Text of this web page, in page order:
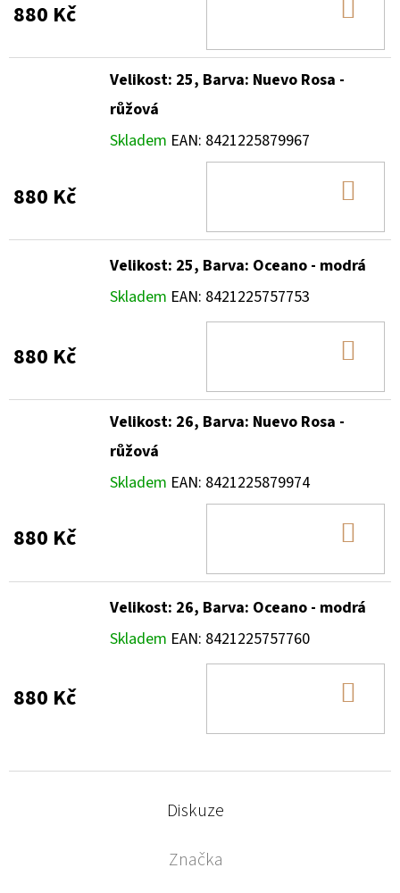
880 Kč
Velikost: 25, Barva: Nuevo Rosa -
růžová
Skladem EAN: 8421225879967
880 Kč
Velikost: 25, Barva: Oceano - modrá
Skladem EAN: 8421225757753
880 Kč
Velikost: 26, Barva: Nuevo Rosa -
růžová
Skladem EAN: 8421225879974
880 Kč
Velikost: 26, Barva: Oceano - modrá
Skladem EAN: 8421225757760
880 Kč
Diskuze
Značka